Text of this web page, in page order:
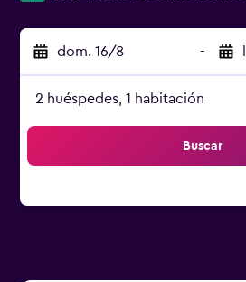
dom. 16/8 -
2 huéspedes, 1 habitación
Buscar